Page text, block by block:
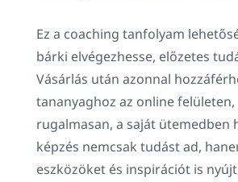
Ez a coaching tanfolyam
bárki elvégezhesse, előzetes
Vásárlás után azonnal
tananyaghoz az online felületen,
rugalmasan, a saját ütemedben
képzés nemcsak tudást ad,
eszközöket és inspirációt is